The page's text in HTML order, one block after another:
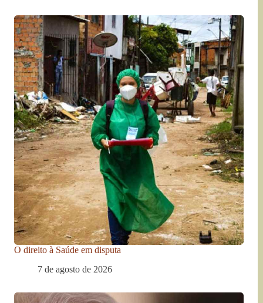
O direito à Saúde em disputa
7 de agosto de 2026